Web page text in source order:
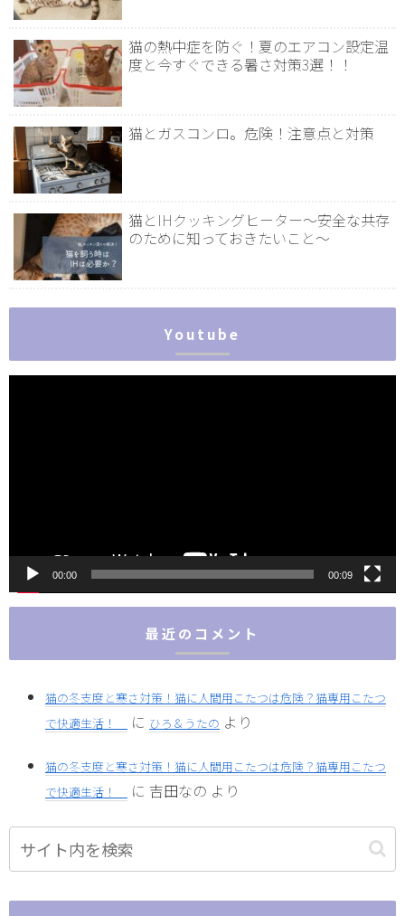
猫の熱中症を防ぐ！夏のエアコン設定温
度と今すぐできる暑さ対策3選！！
猫とガスコンロ。危険！注意点と対策
猫とIHクッキングヒーター～安全な共存
のために知っておきたいこと～
Youtube
00:00 00:09
最近のコメント
猫の冬支度と寒さ対策！猫に人間用こたつは危険？猫専用こたつ
で快適生活！
に ひろ＆うたの より
猫の冬支度と寒さ対策！猫に人間用こたつは危険？猫専用こたつ
で快適生活！
に 吉田なの より